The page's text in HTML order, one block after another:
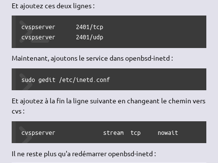
Et ajoutez ces deux lignes :
cvspserver	2401/tcp
cvspserver	2401/udp
Maintenant, ajoutons le service dans openbsd-inetd :
sudo gedit /etc/inetd.conf
Et ajoutez à la fin la ligne suivante en changeant le chemin vers
cvs :
Il ne reste plus qu'a redémarrer openbsd-inetd :